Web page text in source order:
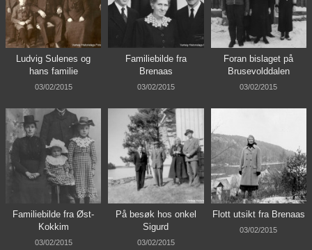
Ludvig Sulenes og
hans familie
03/02/2015
Familiebilde fra
Brenaas
03/02/2015
Foran bislaget på
Brusevolddalen
03/02/2015
Familiebilde fra Øst-
Kokkim
03/02/2015
På besøk hos onkel
Sigurd
03/02/2015
Flott utsikt fra Brenaas
03/02/2015